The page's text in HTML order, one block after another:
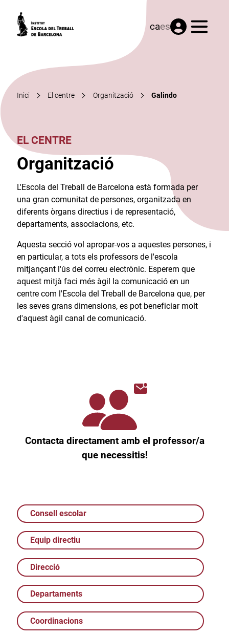
caes Menú
Inici El centre Organització Galindo
EL CENTRE
Organització
L'Escola del Treball de Barcelona està formada per
una gran comunitat de persones, organitzada en
diferents òrgans directius i de representació,
departaments, associacions, etc.​
Aquesta secció vol apropar-vos a aquestes persones, i
en particular, a tots els professors de l'escola
mitjançant l'ús del correu electrònic. Esperem que
aquest mitjà faci més àgil la comunicació en un
centre com l'Escola del Treball de Barcelona que, per
les seves grans dimensions, es pot beneficiar molt
d'aquest àgil canal de comunicació.​
Contacta directament amb el professor/a
que necessitis!
Consell escolar
Equip directiu
Direcció
Departaments
Coordinacions